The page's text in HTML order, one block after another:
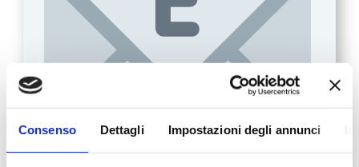
Consenso Dettagli Impostazioni degli annunci